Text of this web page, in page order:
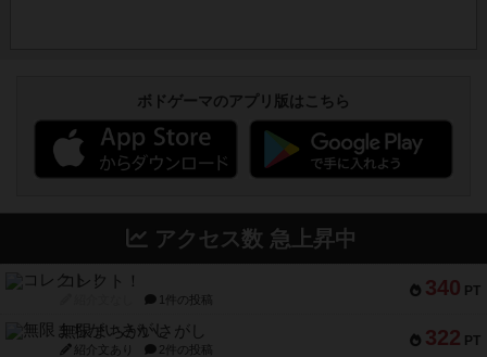
ボドゲーマのアプリ版はこちら
アクセス数 急上昇中
340 PT
コレクト！
1件の投稿
322 PT
無限まちがいさがし
紹介文あり 2件の投稿